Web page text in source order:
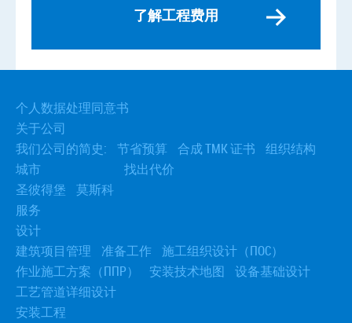
了解工程费用
个人数据处理同意书
关于公司
我们公司的简史:
节省预算 合成 TMK 证书
组织结构
城市
圣彼得堡
莫斯科
找出代价
服务
设计
建筑项目管理
准备工作 施工组织设计（ПОС）
作业施工方案（ППР）
安装技术地图
设备基础设计
工艺管道详细设计
安装工程